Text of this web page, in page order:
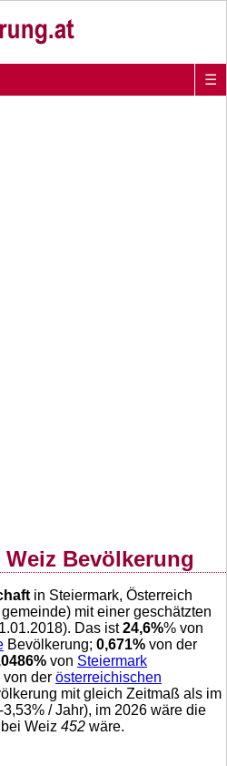
☰
Bevölkerung
in Steiermark, Österreich
mit einer geschätzten
Das ist24,6%% von
Bevölkerung; 0,671% von der
% von Steiermark
von der österreichischen
mit gleich Zeitmaß als im
-3,53% / Jahr), im 2026 wäre die
Weiz 452 wäre.